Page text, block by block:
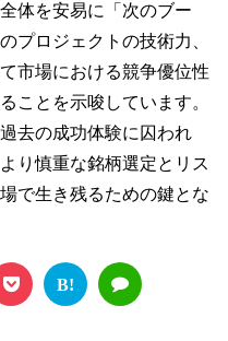
体を安易に「次のブー
プロジェクトの技術力、
市場における競争優位性
ことを示唆しています。
去の成功体験に囚われ
り慎重な銘柄選定とリス
で生き残るための鍵とな
B!